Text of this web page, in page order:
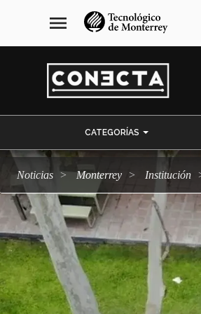
navegación
principal
menu
CATEGORÍAS
Noticias Monterrey Institución